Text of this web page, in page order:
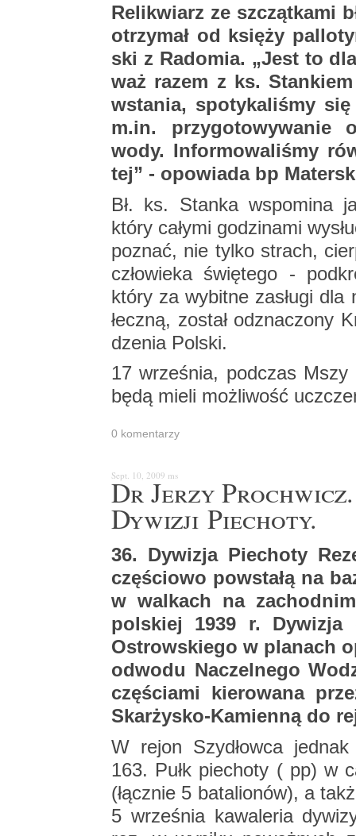
Re­li­kwiarz ze szcząt­ka­mi
otrzy­mał od księ­ży
ski z Ra­do­mia. „Jest to
waż razem z ks.
wsta­nia, spo­ty­ka­li­śmy
m.​in. przy­go­to­wy­wa­nie
wody. In­for­mo­wa­li­śmy
tej” - opo­wia­da bp
Bł. ks. Stan­ka wspo­mi­na
który ca­ły­mi go­dzi­na­mi
po­znać, nie tylko strach,
czło­wie­ka świę­te­go -
który za wy­bit­ne za­słu­gi dla
łecz­ną, zo­stał od­zna­czo­ny
dze­nia Pol­ski.
17 wrze­śnia, pod­czas
będą mieli moż­li­wość
0 ko­men­ta­rzy
Sept. 10, 2009 ms
Dr Jerzy
Dy­wi­zji Pie­cho­ty.
36. Dy­wi­zja Pie­cho­ty
czę­ścio­wo po­wsta­łą na
w wal­kach na
pol­skiej 1939 r. Dy­wi­zja
Ostrow­skie­go w pla­nach
od­wo­du Na­czel­ne­go
czę­ścia­mi kie­ro­wa­na
Skar­ży­sko-Ka­mien­ną do
W rejon Szy­dłow­ca
163. Pułk pie­cho­ty ( pp) w
(łącz­nie 5 ba­ta­lio­nów), a
5 wrze­śnia ka­wa­le­ria